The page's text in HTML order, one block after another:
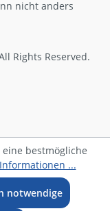
nicht anders
Rights Reserved.
eine bestmögliche
...
notwendige